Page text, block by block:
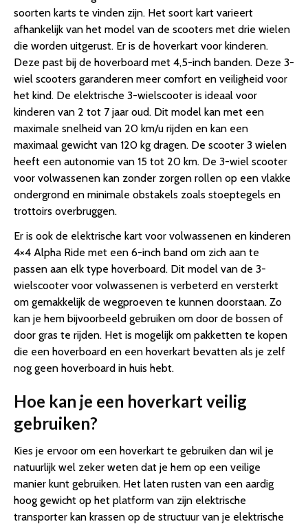
soorten karts te vinden zijn. Het soort kart varieert
afhankelijk van het model van de scooters met drie wielen
die worden uitgerust. Er is de hoverkart voor kinderen.
Deze past bij de hoverboard met 4,5-inch banden. Deze 3-
wiel scooters garanderen meer comfort en veiligheid voor
het kind. De elektrische 3-wielscooter is ideaal voor
kinderen van 2 tot 7 jaar oud. Dit model kan met een
maximale snelheid van 20 km/u rijden en kan een
maximaal gewicht van 120 kg dragen. De scooter 3 wielen
heeft een autonomie van 15 tot 20 km. De 3-wiel scooter
voor volwassenen kan zonder zorgen rollen op een vlakke
ondergrond en minimale obstakels zoals stoeptegels en
trottoirs overbruggen.
Er is ook de elektrische kart voor volwassenen en kinderen
4×4 Alpha Ride met een 6-inch band om zich aan te
passen aan elk type hoverboard. Dit model van de 3-
wielscooter voor volwassenen is verbeterd en versterkt
om gemakkelijk de wegproeven te kunnen doorstaan. Zo
kan je hem bijvoorbeeld gebruiken om door de bossen of
door gras te rijden. Het is mogelijk om pakketten te kopen
die een hoverboard en een hoverkart bevatten als je zelf
nog geen hoverboard in huis hebt.
Hoe kan je een hoverkart veilig
gebruiken?
Kies je ervoor om een hoverkart te gebruiken dan wil je
natuurlijk wel zeker weten dat je hem op een veilige
manier kunt gebruiken. Het laten rusten van een aardig
hoog gewicht op het platform van zijn elektrische
transporter kan krassen op de structuur van je elektrische